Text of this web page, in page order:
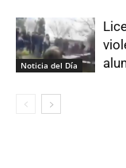
Noticia del Día